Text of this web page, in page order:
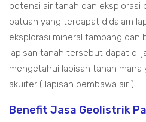
potensi air tanah dan eksplorasi
batuan yang terdapat didalam
eksplorasi mineral tambang dan
lapisan tanah tersebut dapat di
mengetahui lapisan tanah
akuifer ( lapisan pembawa air ).
Benefit Jasa Geolistrik